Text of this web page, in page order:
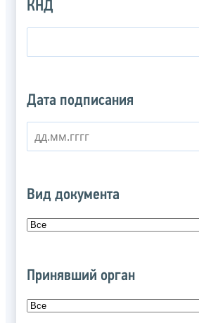
КНД
Дата подписания
Вид документа
Принявший орган